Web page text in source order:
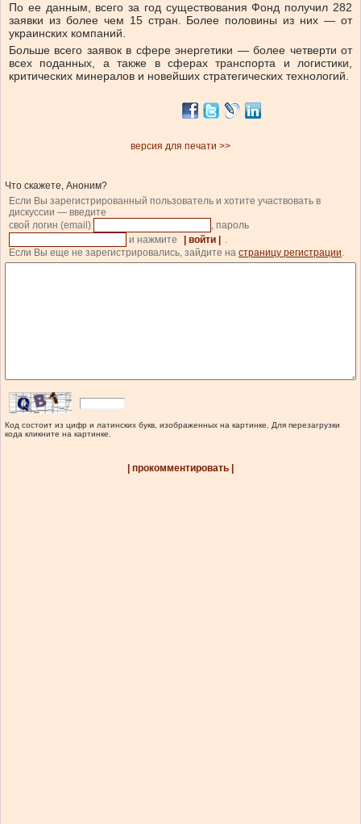
По ее данным, всего за год существования Фонд получил 282
заявки из более чем 15 стран. Более половины из них — от
украинских компаний.
Больше всего заявок в сфере энергетики — более четверти от
всех поданных, а также в сферах транспорта и логистики,
критических минералов и новейших стратегических технологий.
версия для печати >>
Что скажете, Аноним?
Если Вы зарегистрированный пользователь и хотите участвовать в
дискуссии — введите
свой логин (email)
, пароль
и нажмите
| войти |
.
Если Вы еще не зарегистрировались, зайдите на страницу регистрации.
Код состоит из цифр и латинских букв, изображенных на картинке. Для перезагрузки
кода кликните на картинке.
| прокомментировать |